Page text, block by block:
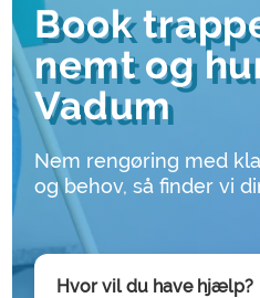
Book
nemt og
Vadum
Nem rengøring med
og behov, så finder vi
Hvor vil du have hjælp?